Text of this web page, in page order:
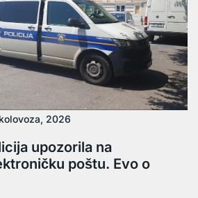
2026
upozorila na
poštu. Evo o